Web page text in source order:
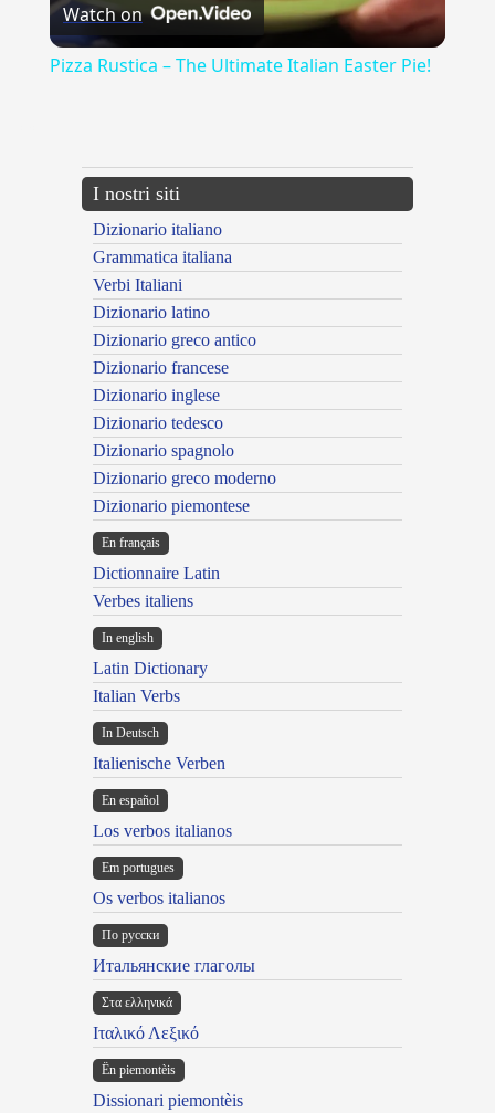
Video
Watch on
Pizza Rustica – The Ultimate Italian Easter Pie!
I nostri siti
Dizionario italiano
Grammatica italiana
Verbi Italiani
Dizionario latino
Dizionario greco antico
Dizionario francese
Dizionario inglese
Dizionario tedesco
Dizionario spagnolo
Dizionario greco moderno
Dizionario piemontese
En français
Dictionnaire Latin
Verbes italiens
In english
Latin Dictionary
Italian Verbs
In Deutsch
Italienische Verben
En español
Los verbos italianos
Em portugues
Os verbos italianos
По русски
Итальянские глаголы
Στα ελληνικά
Ιταλικό Λεξικό
Ën piemontèis
Dissionari piemontèis